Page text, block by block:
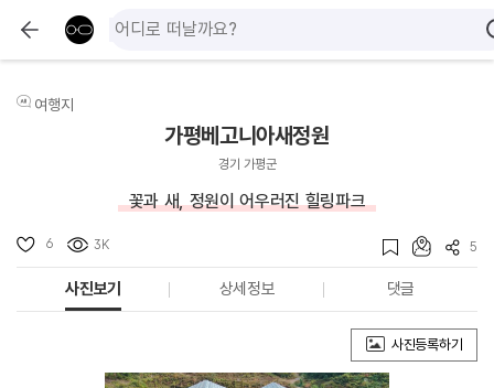
여행지
가평베고니아새정원
경기 가평군
꽃과 새, 정원이 어우러진 힐링파크
6 3K 5
사진보기 상세정보 댓글
사진등록하기